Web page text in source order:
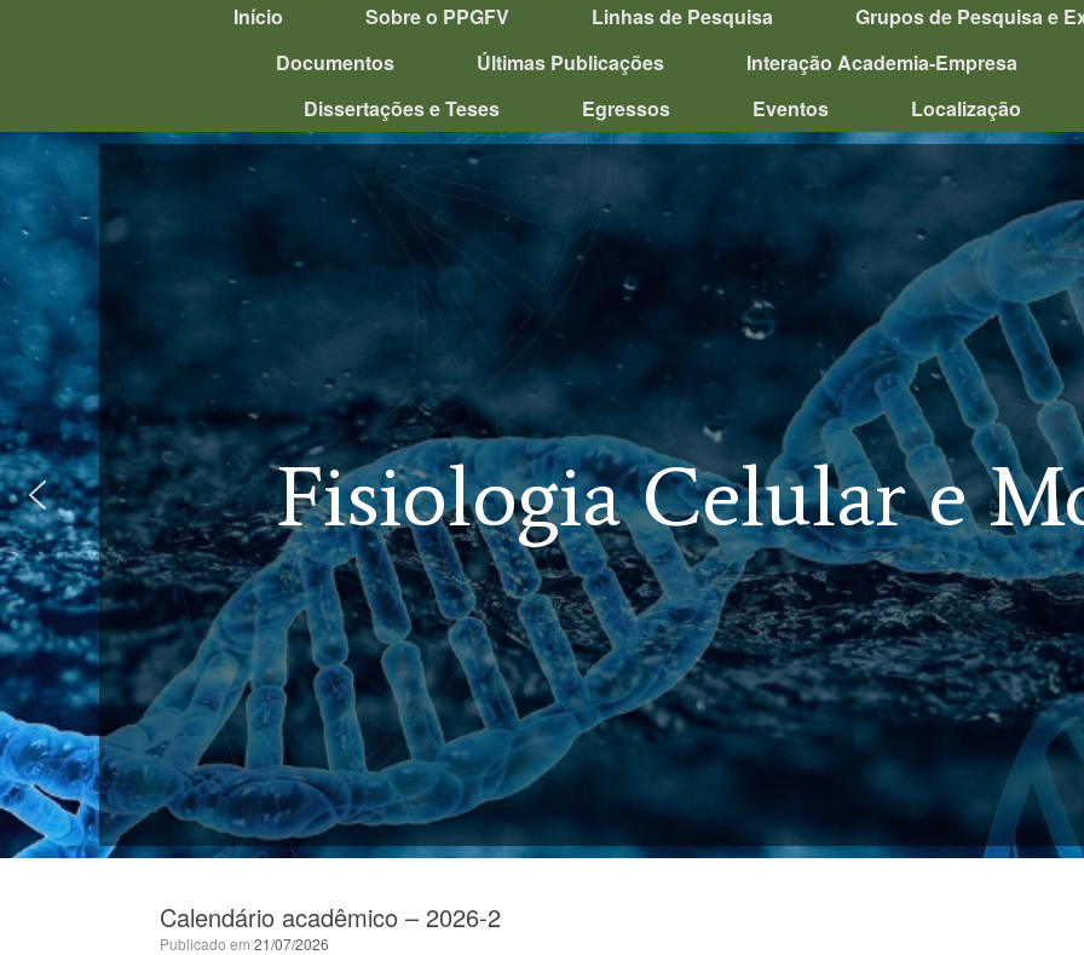
Início Sobre o PPGFV Linhas de Pesquisa
Grupos de Pesquisa e
Documentos
Últimas Publicações
Interação Academia-Empresa
Dissertações e Teses
Egressos Eventos Localização
Fisiologia Celular e
Calendário acadêmico – 2026-2
Publicado em 21/07/2026